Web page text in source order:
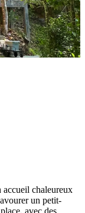
accueil chaleureux
un petit-